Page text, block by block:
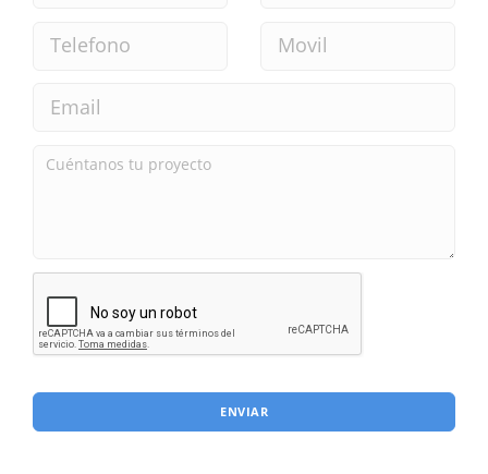
ENVIAR